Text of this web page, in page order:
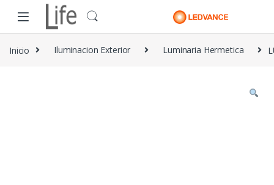
Skip to navigation
Skip to content
Inicio Iluminacion Exterior Luminaria Hermetica